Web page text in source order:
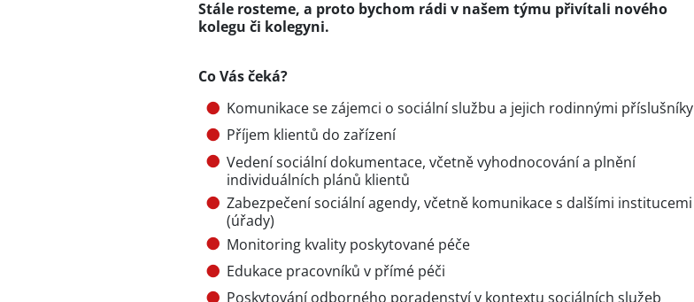
Stále rosteme, a proto bychom rádi v našem týmu přivítali nového
kolegu či kolegyni.
Co Vás čeká?
Komunikace se zájemci o sociální službu a jejich rodinnými příslušníky
Příjem klientů do zařízení
Vedení sociální dokumentace, včetně vyhodnocování a plnění
individuálních plánů klientů
Zabezpečení sociální agendy, včetně komunikace s dalšími institucemi
(úřady)
Monitoring kvality poskytované péče
Edukace pracovníků v přímé péči
Poskytování odborného poradenství v kontextu sociálních služeb